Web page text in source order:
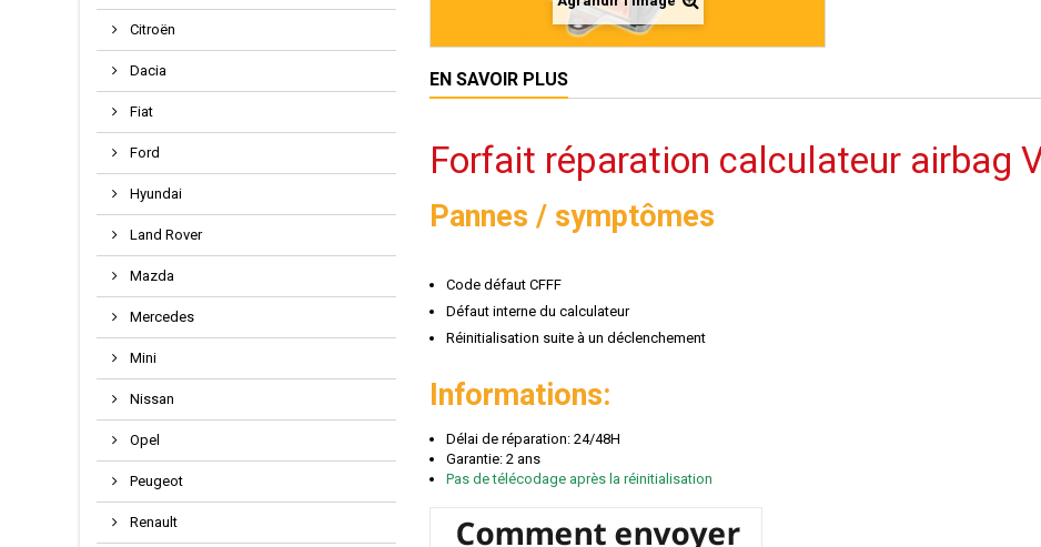
Citroën
Dacia
Fiat
Ford
Hyundai
Land Rover
Mazda
Mercedes
Mini
Nissan
Opel
Peugeot
Renault
EN SAVOIR PLUS
Forfait réparation calculateur airbag
Pannes / symptômes
Code défaut CFFF
Défaut interne du calculateur
Réinitialisation suite à un déclenchement
Informations:
Délai de réparation: 24/48H
Garantie: 2 ans
Pas de télécodage après la réinitialisation